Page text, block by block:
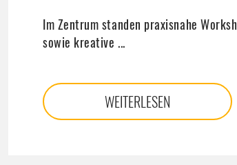
Im Zentrum standen praxisnahe
sowie kreative ...
WEITERLESEN